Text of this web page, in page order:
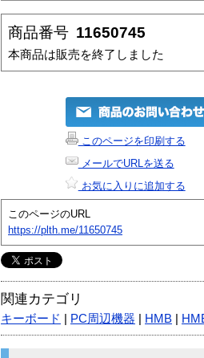
商品番号 11650745
本商品は販売を終了しました
このページを印刷する
メールでURLを送る
お気に入りに追加する
このページのURL
https://plth.me/11650745
関連カテゴリ
キーボード PC周辺機器 HMB